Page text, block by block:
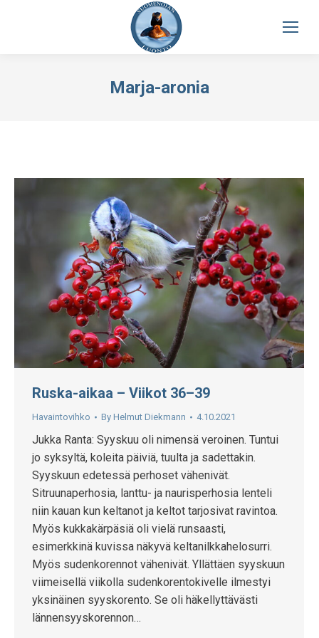
Marja-aronia
Ruska-aikaa – Viikot 36–39
Havaintovihko By Helmut Diekmann 4.10.2021
Jukka Ranta: Syyskuu oli nimensä veroinen. Tuntui
jo syksyltä, koleita päiviä, tuulta ja sadettakin.
Syyskuun edetessä perhoset vähenivät.
Sitruunaperhosia, lanttu- ja naurisperhosia lenteli
niin kauan kun keltanot ja keltot tarjosivat ravintoa.
Myös kukkakärpäsiä oli vielä runsaasti,
esimerkkinä kuvissa näkyvä keltanilkkahelosurri.
Myös sudenkorennot vähenivät. Yllättäen syyskuun
viimeisellä viikolla sudenkorentokivelle ilmestyi
yksinäinen syyskorento. Se oli häkellyttävästi
lännensyyskorennon…